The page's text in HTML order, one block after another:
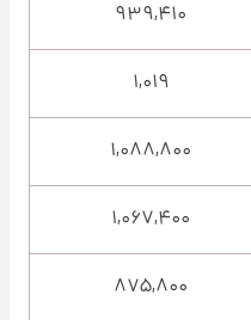
۹۳۹,۴۱۰
۱,۰۱۹
۱,۰۸۸,۸۰۰
۱,۰۶۷,۴۰۰
۸۷۵,۸۰۰